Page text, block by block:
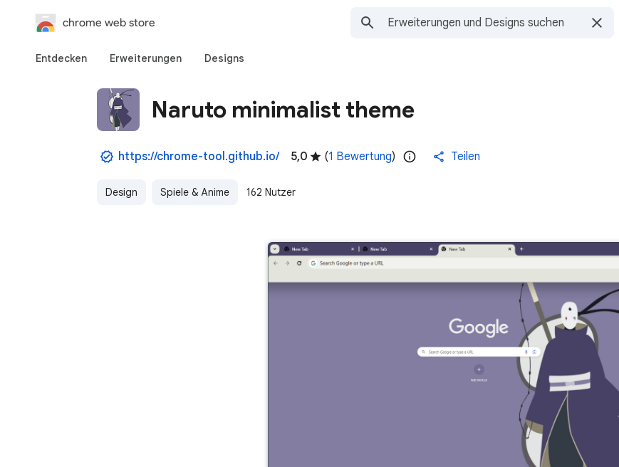
chrome web store
Entdecken Erweiterungen Designs
Naruto minimalist theme
https://chrome-tool.github.io/ 5,0 (1 Bewertung) Teilen
Design Spiele & Anime 162 Nutzer